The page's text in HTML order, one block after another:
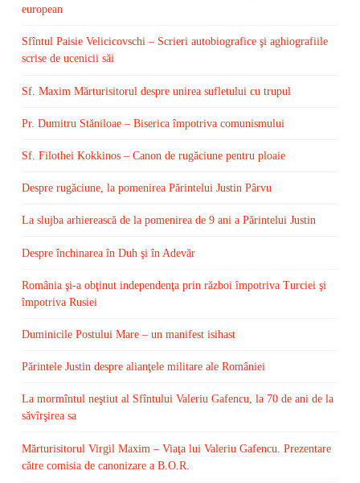
european
Sfîntul Paisie Velicicovschi – Scrieri autobiografice şi aghiografiile
scrise de ucenicii săi
Sf. Maxim Mărturisitorul despre unirea sufletului cu trupul
Pr. Dumitru Stăniloae – Biserica împotriva comunismului
Sf. Filothei Kokkinos – Canon de rugăciune pentru ploaie
Despre rugăciune, la pomenirea Părintelui Justin Pârvu
La slujba arhierească de la pomenirea de 9 ani a Părintelui Justin
Despre închinarea în Duh şi în Adevăr
România şi-a obţinut independenţa prin război împotriva Turciei şi
împotriva Rusiei
Duminicile Postului Mare – un manifest isihast
Părintele Justin despre alianţele militare ale României
La mormîntul neştiut al Sfîntului Valeriu Gafencu, la 70 de ani de la
săvîrşirea sa
Mărturisitorul Virgil Maxim – Viaţa lui Valeriu Gafencu. Prezentare
către comisia de canonizare a B.O.R.